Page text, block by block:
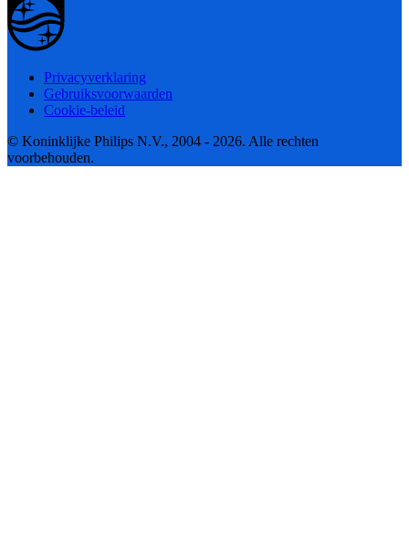
Privacyverklaring
Gebruiksvoorwaarden
Cookie-beleid
© Koninklijke Philips N.V., 2004 - 2026. Alle rechten
voorbehouden.